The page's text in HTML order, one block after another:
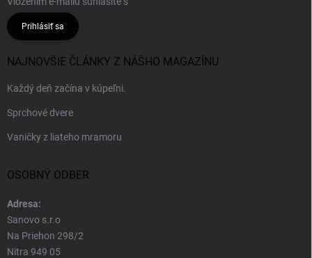
Prihlásiť sa
NAJNOVŠIE ČLÁNKY Z NÁŠHO MAGAZÍNU
Každý deň začína v kúpeľni.
Sprchové dvere
Vaničky z liateho mramoru
OSOBNÝ ODBER
Adresa:
Sanovo s.r.o
Na Priehon 298/2
Nitra 949 05